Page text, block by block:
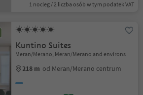
1 nocleg / 2 liczba osób w tym podatek VAT
Kuntino Suites
Meran/Merano, Meran/Merano and environs
218 m od Meran/Merano centrum